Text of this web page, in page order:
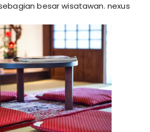
besar wisatawan. nexus